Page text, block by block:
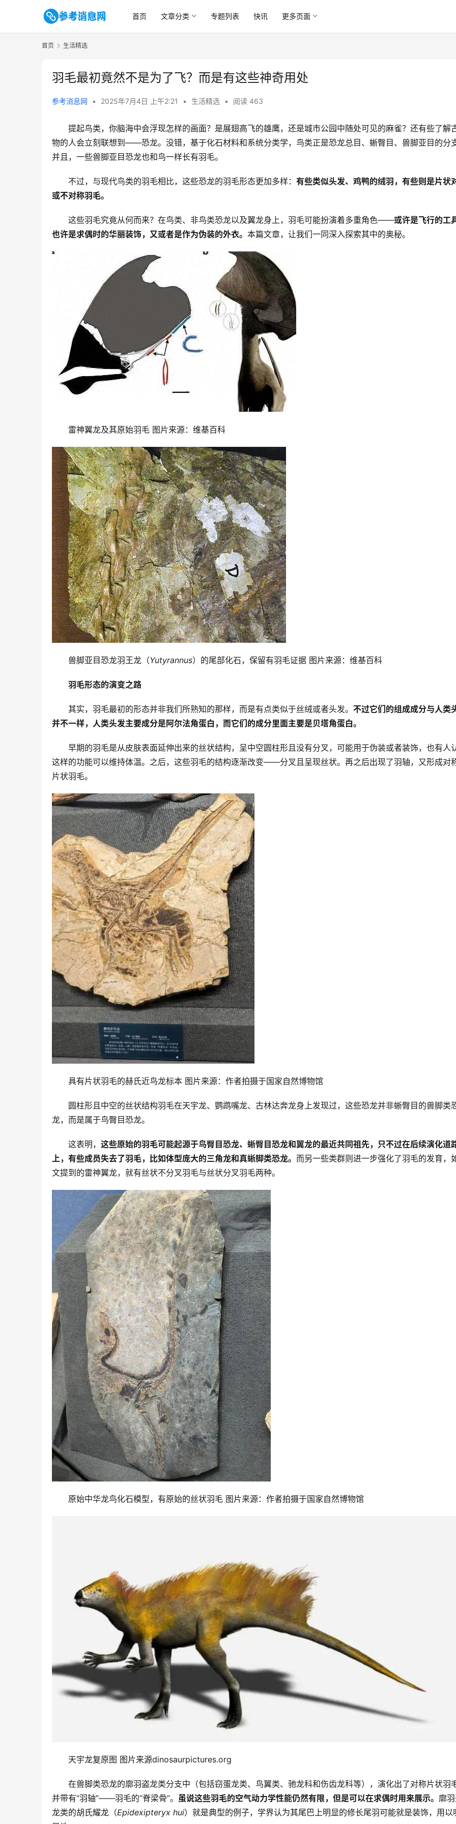
首页 文章分类 专题列表 快讯 更多页面
首页 生活精选
羽毛最初竟然不是为了飞？而是有这些神奇用处
参考消息网 • 2025年7月4日 上午2:21 • 生活精选 • 阅读 463
提起鸟类，你脑海中会浮现怎样的画面？是展翅高飞的雄鹰，还是城市公园中随处可见的麻雀？还有些了解
物的人会立刻联想到——恐龙。没错，基于化石材料和系统分类学，鸟类正是恐龙总目、蜥臀目、兽脚亚目的分
并且，一些兽脚亚目恐龙也和鸟一样长有羽毛。
不过，与现代鸟类的羽毛相比，这些恐龙的羽毛形态更加多样： 有些类似头发、鸡鸭的绒羽，有些则是片状
或不对称羽毛。
这些羽毛究竟从何而来？在鸟类、非鸟类恐龙以及翼龙身上，羽毛可能扮演着多重角色——或许是飞行的工
也许是求偶时的华丽装饰，又或者是作为伪装的外衣。 本篇文章，让我们一同深入探索其中的奥秘。
雷神翼龙及其原始羽毛 图片来源：维基百科
兽脚亚目恐龙羽王龙（Yutyrannus）的尾部化石，保留有羽毛证据 图片来源：维基百科
羽毛形态的演变之路
其实，羽毛最初的形态并非我们所熟知的那样，而是有点类似于丝绒或者头发。 不过它们的组成成分与人类
并不一样，人类头发主要成分是阿尔法角蛋白，而它们的成分里面主要是贝塔角蛋白。
早期的羽毛是从皮肤表面延伸出来的丝状结构，呈中空圆柱形且没有分叉，可能用于伪装或者装饰，也有人
这样的功能可以维持体温。之后，这些羽毛的结构逐渐改变——分叉且呈现丝状。再之后出现了羽轴，又形成对
片状羽毛。
具有片状羽毛的赫氏近鸟龙标本 图片来源：作者拍摄于国家自然博物馆
圆柱形且中空的丝状结构羽毛在天宇龙、鹦鹉嘴龙、古林达奔龙身上发现过，这些恐龙并非蜥臀目的兽脚类
龙，而是属于鸟臀目恐龙。
这表明， 这些原始的羽毛可能起源于鸟臀目恐龙、蜥臀目恐龙和翼龙的最近共同祖先，只不过在后续演化道
上，有些成员失去了羽毛，比如体型庞大的三角龙和真蜥脚类恐龙。 而另一些类群则进一步强化了羽毛的发育，
文提到的雷神翼龙，就有丝状不分叉羽毛与丝状分叉羽毛两种。
原始中华龙鸟化石模型，有原始的丝状羽毛 图片来源：作者拍摄于国家自然博物馆
天宇龙复原图 图片来源dinosaurpictures.org
在兽脚类恐龙的廓羽盗龙类分支中（包括窃蛋龙类、鸟翼类、驰龙科和伤齿龙科等），演化出了对称片状羽
并带有“羽轴”——羽毛的“脊梁骨”。 虽说这些羽毛的空气动力学性能仍然有限，但是可以在求偶时用来展示。 廓
龙类的胡氏耀龙（Epidexipteryx hui）就是典型的例子，学界认为其尾巴上明显的修长尾羽可能就是装饰，用以